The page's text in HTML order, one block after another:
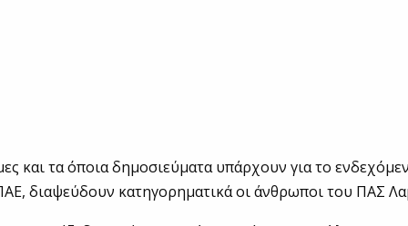
και τα όποια δημοσιεύματα υπάρχουν για το
διαψεύδουν κατηγορηματικά οι άνθρωποι του ΠΑΣ